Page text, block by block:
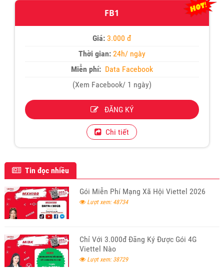
FB1
Giá:3.000 đ
Thời gian: 24h/ ngày
Miễn phí: Data Facebook
(Xem Facebook/ 1 ngày)
ĐĂNG KÝ
Chi tiết
Tin đọc nhiều
Gói Miễn Phí Mạng Xã Hội Viettel 2026
Lượt xem: 48734
Chỉ Với 3.000đ Đăng Ký Được Gói 4G
Viettel Nào
Lượt xem: 38729